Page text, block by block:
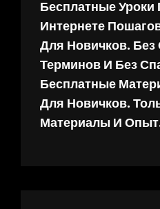
Бесплатные Уроки
Интернете
Для Новичков.
Терминов И Без
Бесплатные
Для Новичков.
Материалы И